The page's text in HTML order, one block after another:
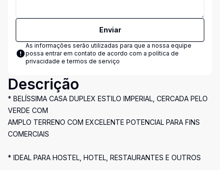
Enviar
As informações serão utilizadas para que a nossa equipe
possa entrar em contato de acordo com a política de
privacidade e termos de serviço
Descrição
* BELÍSSIMA CASA DUPLEX ESTILO IMPERIAL, CERCADA PELO
VERDE COM
AMPLO TERRENO COM EXCELENTE POTENCIAL PARA FINS
COMERCIAIS
* IDEAL PARA HOSTEL, HOTEL, RESTAURANTES E OUTROS